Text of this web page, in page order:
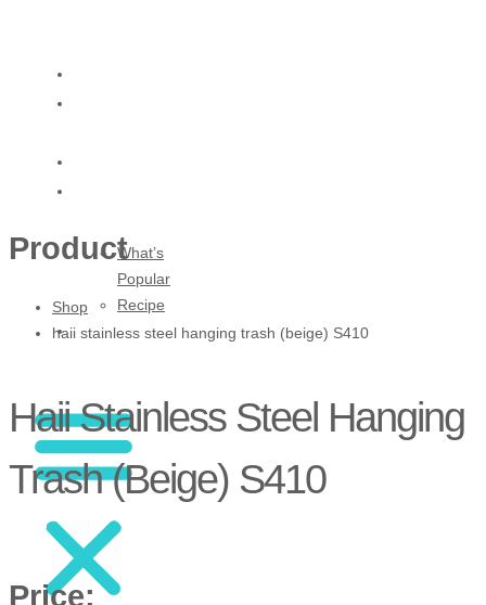
content
What’s
Popular
Recipe
CONTACT
Product
Shop
haii stainless steel hanging trash (beige) S410
Haii Stainless Steel Hanging
Trash (beige) S410
Price: